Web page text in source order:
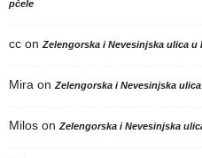
pčele
cc on Zelengorska i Nevesinjska ulica
Mira on Zelengorska i Nevesinjska
Milos on Zelengorska i Nevesinjska